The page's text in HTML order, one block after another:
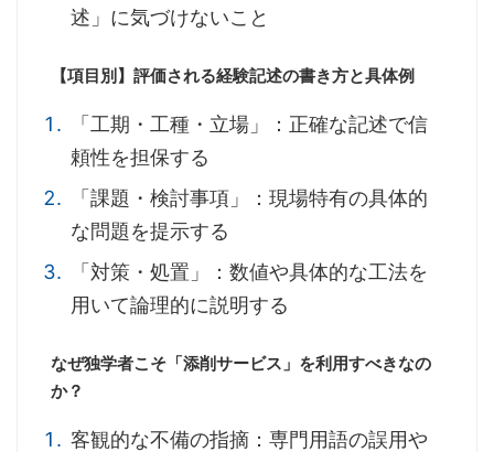
述」に気づけないこと
【項目別】評価される経験記述の書き方と具体例
「工期・工種・立場」：正確な記述で信
頼性を担保する
「課題・検討事項」：現場特有の具体的
な問題を提示する
「対策・処置」：数値や具体的な工法を
用いて論理的に説明する
なぜ独学者こそ「添削サービス」を利用すべきなの
か？
客観的な不備の指摘：専門用語の誤用や